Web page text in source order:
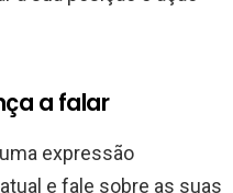
a falar
expressão
e fale sobre as suas